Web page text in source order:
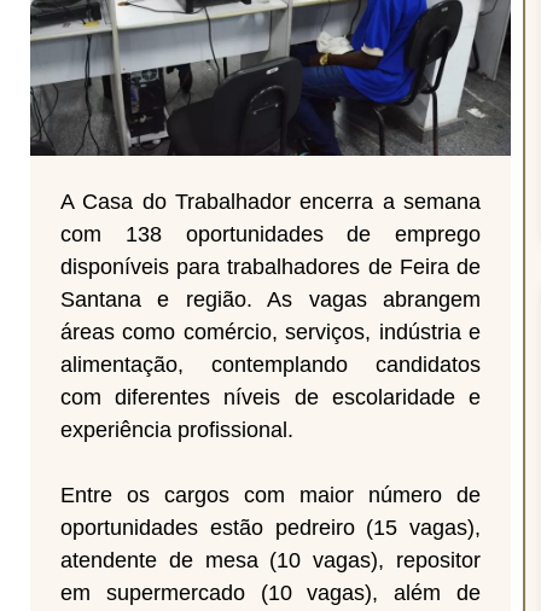
A Casa do Trabalhador encerra a semana
com 138 oportunidades de emprego
disponíveis para trabalhadores de Feira de
Santana e região. As vagas abrangem
áreas como comércio, serviços, indústria e
alimentação, contemplando candidatos
com diferentes níveis de escolaridade e
experiência profissional.
Entre os cargos com maior número de
oportunidades estão pedreiro (15 vagas),
atendente de mesa (10 vagas), repositor
em supermercado (10 vagas), além de